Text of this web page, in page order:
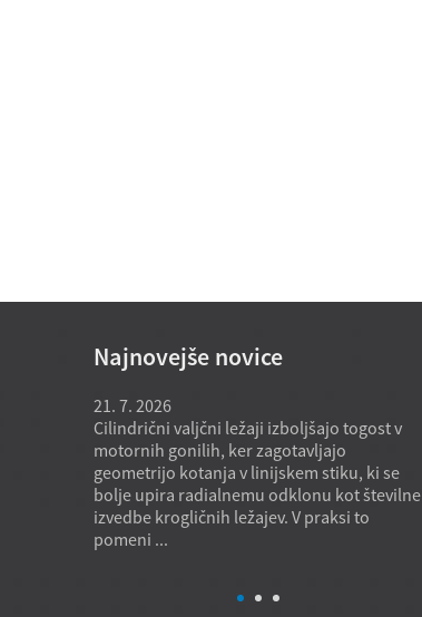
Najnovejše novice
stroja
ali
21. 7. 2026
Cilindrični valjčni ležaji izboljšajo togost v
motornih gonilih, ker zagotavljajo
geometrijo kotanja v linijskem stiku, ki se
bolje upira radialnemu odklonu kot številne
izvedbe krogličnih ležajev. V praksi to
pomeni ...